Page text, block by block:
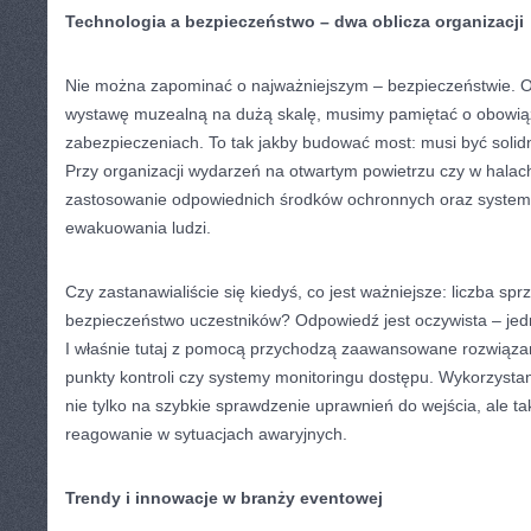
Technologia a bezpieczeństwo – dwa oblicza organizacji
Nie można zapominać o najważniejszym – bezpieczeństwie.
wystawę muzealną na dużą skalę, musimy pamiętać o
zabezpieczeniach. To tak jakby budować most: musi być
Przy organizacji wydarzeń na otwartym powietrzu czy w
zastosowanie odpowiednich środków ochronnych oraz
ewakuowania ludzi.
Czy zastanawialiście się kiedyś, co jest ważniejsze: liczba
bezpieczeństwo uczestników? Odpowiedź jest oczywista –
I właśnie tutaj z pomocą przychodzą zaawansowane
punkty kontroli czy systemy monitoringu dostępu.
nie tylko na szybkie sprawdzenie uprawnień do wejścia, ale
reagowanie w sytuacjach awaryjnych.
Trendy i innowacje w branży eventowej